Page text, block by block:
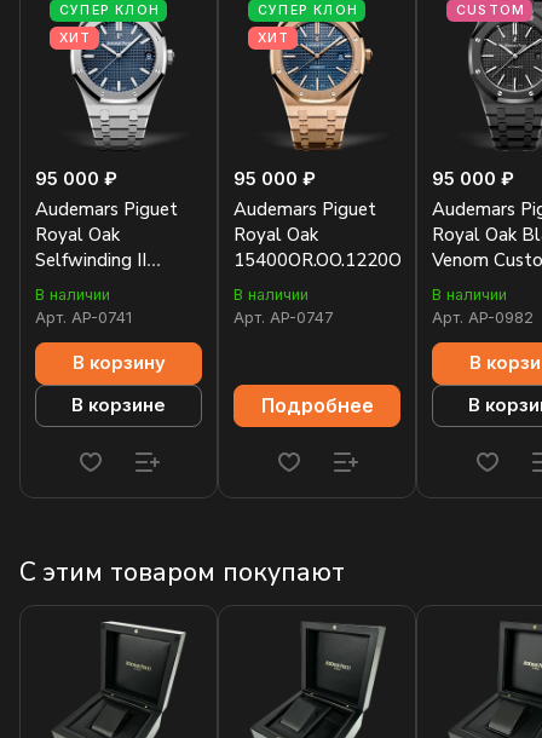
СУПЕР КЛОН
ХИТ
95 000 ₽
Audemars Piguet
Royal Oak
Selfwinding II
15500ST.OO.1220ST.01
В наличии
Арт. AP-0741
В корзину
В корзине
СУПЕР КЛОН
ХИТ
95 000 ₽
Audemars Piguet
Royal Oak
15400OR.OO.1220OR.03
В наличии
Арт. AP-0747
Подробнее
CUSTOM
95 000 ₽
Audemars
Royal Oak
Venom
15400
В наличии
Арт. AP-0982
В
В
С этим товаром покупают